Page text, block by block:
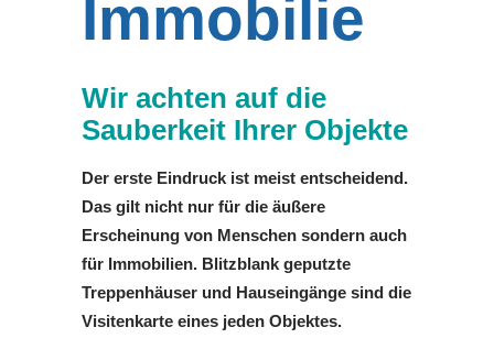
Immobilie
Wir achten auf die
Sauberkeit Ihrer Objekte
Der erste Eindruck ist meist entscheidend.
Das gilt nicht nur für die äußere
Erscheinung von Menschen sondern auch
für Immobilien. Blitzblank geputzte
Treppenhäuser und Hauseingänge sind die
Visitenkarte eines jeden Objektes.